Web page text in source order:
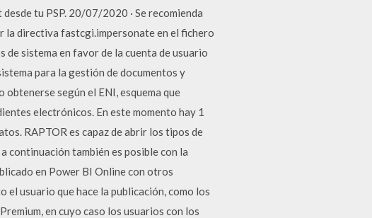
tu PSP. 20/07/2020 · Se recomienda
la directiva fastcgi.impersonate en el fichero
sistema en favor de la cuenta de usuario
para la gestión de documentos y
según el ENI, esquema que
electrónicos. En este momento hay 1
RAPTOR es capaz de abrir los tipos de
continuación también es posible con la
en Power BI Online con otros
usuario que hace la publicación, como los
en cuyo caso los usuarios con los